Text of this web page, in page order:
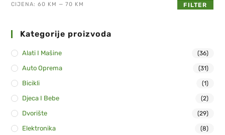
FILTER
CIJENA:60 KM —70 KM
Kategorije proizvoda
Alati I Mašine (36)
Auto Oprema (31)
Bicikli (1)
Djeca I Bebe (2)
Dvorište (29)
Elektronika (8)